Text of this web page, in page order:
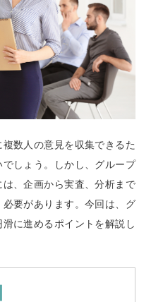
数人の意見を収集できるた
しょう。しかし、グループ
、企画から実査、分析まで
要があります。今回は、グ
に進めるポイントを解説し